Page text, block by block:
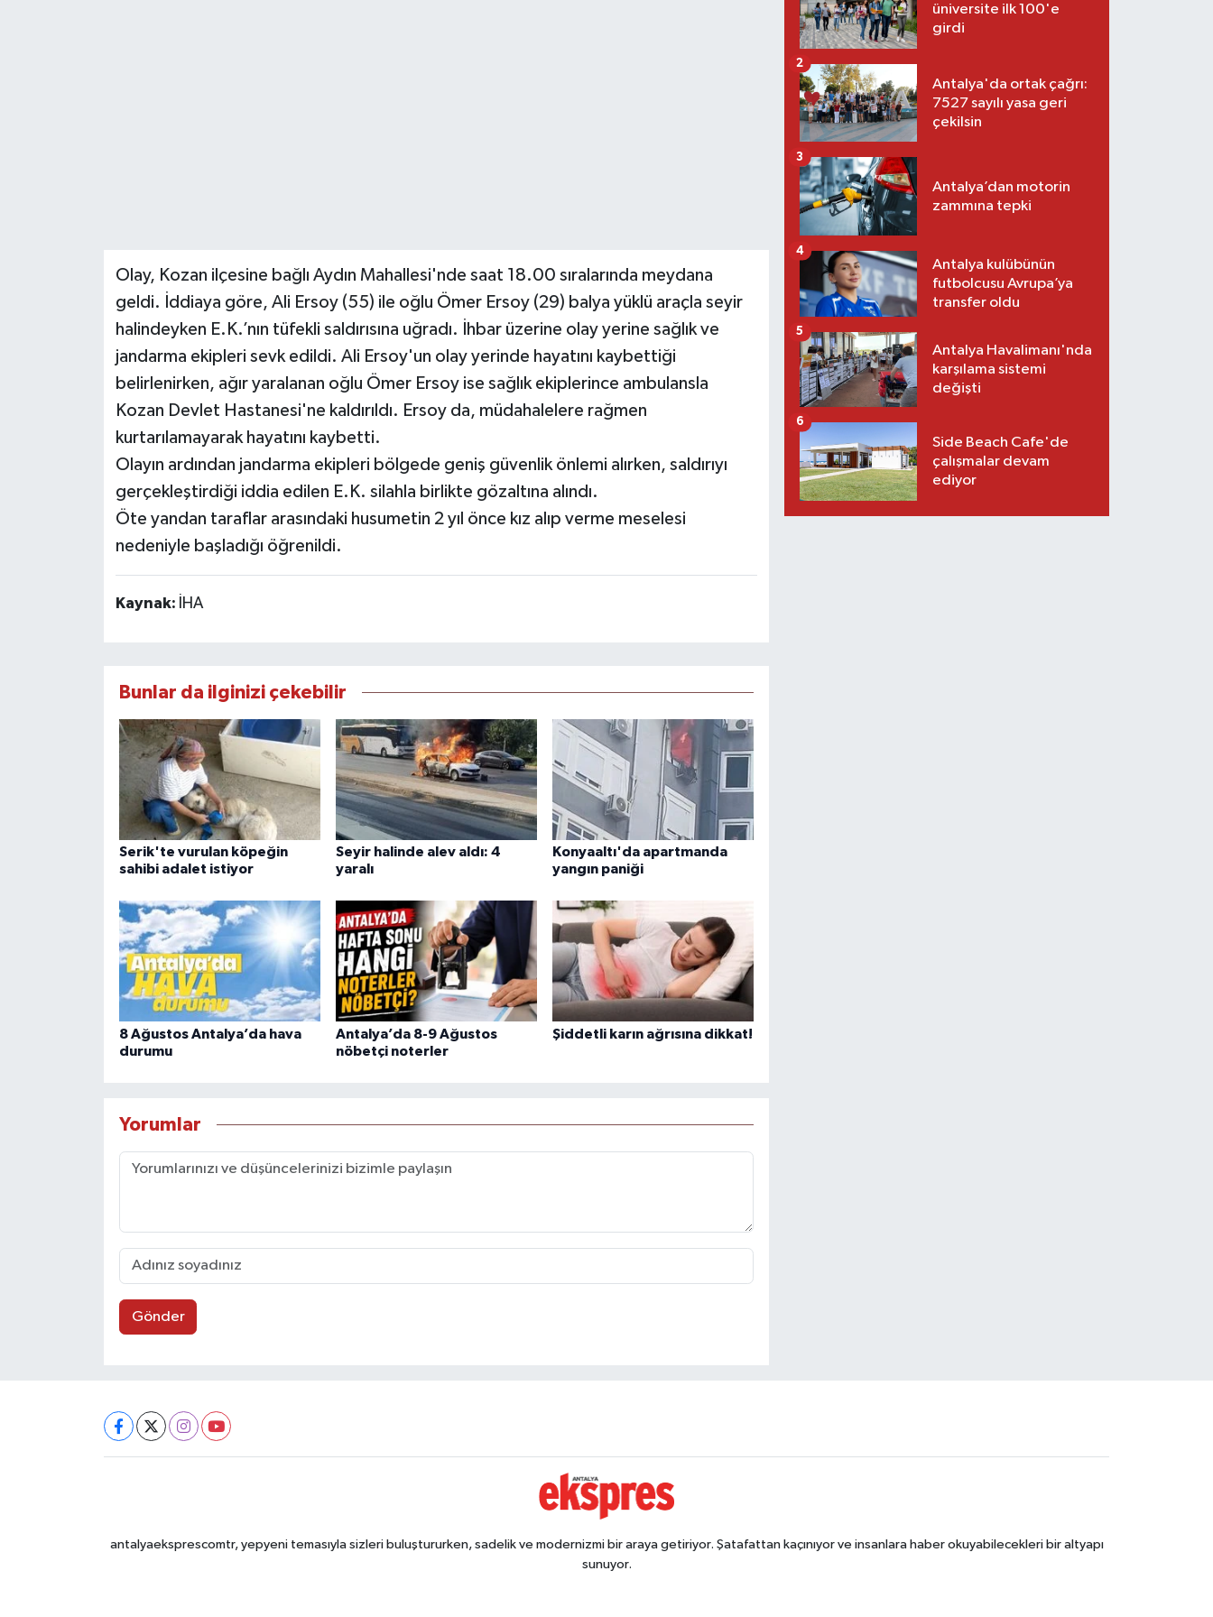
Olay, Kozan ilçesine bağlı Aydın Mahallesi'nde saat 18.00 sıralarında meydana
geldi. İddiaya göre, Ali Ersoy (55) ile oğlu Ömer Ersoy (29) balya yüklü araçla seyir
halindeyken E.K.’nın tüfekli saldırısına uğradı. İhbar üzerine olay yerine sağlık ve
jandarma ekipleri sevk edildi. Ali Ersoy'un olay yerinde hayatını kaybettiği
belirlenirken, ağır yaralanan oğlu Ömer Ersoy ise sağlık ekiplerince ambulansla
Kozan Devlet Hastanesi'ne kaldırıldı. Ersoy da, müdahalelere rağmen
kurtarılamayarak hayatını kaybetti.
Olayın ardından jandarma ekipleri bölgede geniş güvenlik önlemi alırken, saldırıyı
gerçekleştirdiği iddia edilen E.K. silahla birlikte gözaltına alındı.
Öte yandan taraflar arasındaki husumetin 2 yıl önce kız alıp verme meselesi
nedeniyle başladığı öğrenildi.
Kaynak: İHA
Bunlar da ilginizi çekebilir
Serik'te vurulan köpeğin
sahibi adalet istiyor
Seyir halinde alev aldı: 4
yaralı
Konyaaltı'da apartmanda
yangın paniği
8 Ağustos Antalya’da hava
durumu
Antalya’da 8-9 Ağustos
nöbetçi noterler
Şiddetli karın ağrısına dikkat!
Yorumlar
Gönder
üniversite ilk 100'e
girdi
Antalya'da ortak çağrı:
7527 sayılı yasa geri
çekilsin
2
Antalya’dan motorin
zammına tepki
3
Antalya kulübünün
futbolcusu Avrupa’ya
transfer oldu
4
Antalya Havalimanı'nda
karşılama sistemi
değişti
5
Side Beach Cafe'de
çalışmalar devam
ediyor
6
antalyaeksprescomtr, yepyeni temasıyla sizleri buluştururken, sadelik ve modernizmi bir araya getiriyor. Şatafattan kaçınıyor ve insanlara haber okuyabilecekleri bir altyapı
sunuyor.
RESMİ İLAN
MAGAZİN